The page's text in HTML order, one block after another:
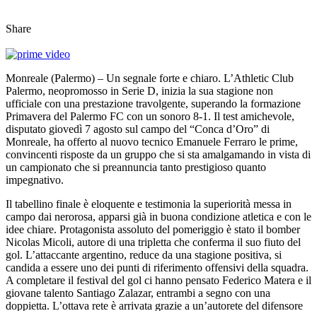
Share
Monreale (Palermo) – Un segnale forte e chiaro. L’Athletic Club
Palermo, neopromosso in Serie D, inizia la sua stagione non
ufficiale con una prestazione travolgente, superando la formazione
Primavera del Palermo FC con un sonoro 8-1. Il test amichevole,
disputato giovedì 7 agosto sul campo del “Conca d’Oro” di
Monreale, ha offerto al nuovo tecnico Emanuele Ferraro le prime,
convincenti risposte da un gruppo che si sta amalgamando in vista di
un campionato che si preannuncia tanto prestigioso quanto
impegnativo.
Il tabellino finale è eloquente e testimonia la superiorità messa in
campo dai nerorosa, apparsi già in buona condizione atletica e con le
idee chiare. Protagonista assoluto del pomeriggio è stato il bomber
Nicolas Micoli, autore di una tripletta che conferma il suo fiuto del
gol. L’attaccante argentino, reduce da una stagione positiva, si
candida a essere uno dei punti di riferimento offensivi della squadra.
A completare il festival del gol ci hanno pensato Federico Matera e il
giovane talento Santiago Zalazar, entrambi a segno con una
doppietta. L’ottava rete è arrivata grazie a un’autorete del difensore